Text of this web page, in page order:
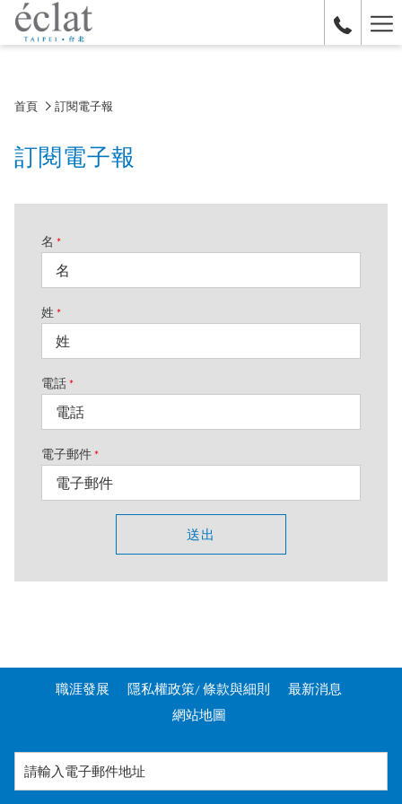
首頁 訂閱電子報
訂閱電子報
名 *
姓 *
電話*
電子郵件*
送出
職涯發展 隱私權政策/ 條款與細則
最新消息
網站地圖